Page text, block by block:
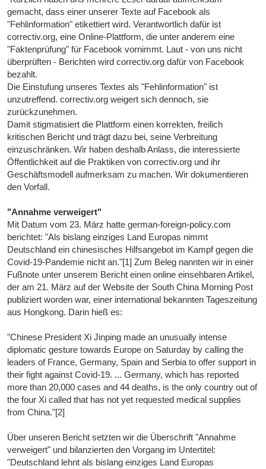
gemacht, dass einer unserer Texte auf Facebook als
"Fehlinformation" etikettiert wird. Verantwortlich dafür ist
correctiv.org, eine Online-Plattform, die unter anderem eine
"Faktenprüfung" für Facebook vornimmt. Laut - von uns nicht
überprüften - Berichten wird correctiv.org dafür von Facebook
bezahlt.
Die Einstufung unseres Textes als "Fehlinformation" ist
unzutreffend. correctiv.org weigert sich dennoch, sie
zurückzunehmen.
Damit stigmatisiert die Plattform einen korrekten, freilich
kritischen Bericht und trägt dazu bei, seine Verbreitung
einzuschränken. Wir haben deshalb Anlass, die interessierte
Öffentlichkeit auf die Praktiken von correctiv.org und ihr
Geschäftsmodell aufmerksam zu machen. Wir dokumentieren
den Vorfall.
"Annahme verweigert"
Mit Datum vom 23. März hatte german-foreign-policy.com
berichtet: "Als bislang einziges Land Europas nimmt
Deutschland ein chinesisches Hilfsangebot im Kampf gegen die
Covid-19-Pandemie nicht an."[1] Zum Beleg nannten wir in einer
Fußnote unter unserem Bericht einen online einsehbaren Artikel,
der am 21. März auf der Website der South China Morning Post
publiziert worden war, einer international bekannten Tageszeitung
aus Hongkong. Darin hieß es:
"Chinese President Xi Jinping made an unusually intense
diplomatic gesture towards Europe on Saturday by calling the
leaders of France, Germany, Spain and Serbia to offer support in
their fight against Covid-19. ... Germany, which has reported
more than 20,000 cases and 44 deaths, is the only country out of
the four Xi called that has not yet requested medical supplies
from China."[2]
Über unseren Bericht setzten wir die Überschrift "Annahme
verweigert" und bilanzierten den Vorgang im Untertitel:
"Deutschland lehnt als bislang einziges Land Europas